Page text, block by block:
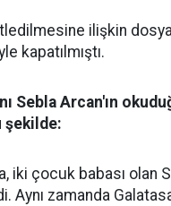
ilişkin
kapatılmıştı.
Sebla Arcan'ın
şekilde:
iki çocuk babası olan
Aynı zamanda